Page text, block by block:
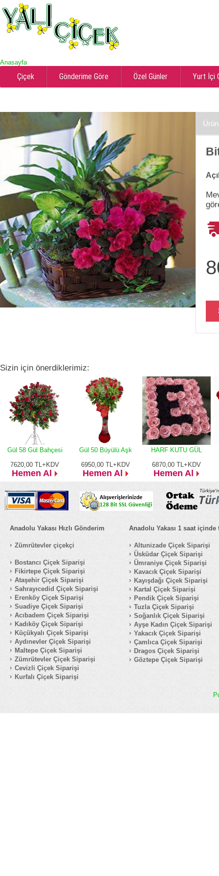
Anasayfa
Çiçek Gönderime Göre Özel Günler Yurt İçi
Sizin için önerdiklerimiz:
Gül 58 Gül Bahçesi
7620,00 TL+KDV
Hemen Al
Gül 50 Büyülü Aşk
6950,00 TL+KDV
Hemen Al
HARF KUTU GÜL
6870,00 TL+KDV
Hemen Al
Anadolu Yakası Hızlı Gönderim
Zümrütevler çiçekçi
Bostancı Çiçek Siparişi
Fikirtepe Çiçek Siparişi
Ataşehir Çiçek Siparişi
Sahrayıcedid Çiçek Siparişi
Erenköy Çiçek Siparişi
Suadiye Çiçek Siparişi
Acıbadem Çiçek Siparişi
Kadıköy Çiçek Siparişi
Küçükyalı Çiçek Siparişi
Aydınevler Çiçek Siparişi
Maltepe Çiçek Siparişi
Zümrütevler Çiçek Siparişi
Cevizli Çiçek Siparişi
Kurfalı Çiçek Siparişi
Anadolu Yakası 1 saat içinde
Altunizade Çiçek Siparişi
Üsküdar Çiçek Siparişi
Ümraniye Çiçek Siparişi
Kavacık Çiçek Siparişi
Kayışdağı Çiçek Siparişi
Kartal Çiçek Siparişi
Pendik Çiçek Siparişi
Tuzla Çiçek Siparişi
Soğanlık Çiçek Siparişi
Ayşe Kadın Çiçek Siparişi
Yakacık Çiçek Siparişi
Çamlıca Çiçek Siparişi
Dragos Çiçek Siparişi
Göztepe Çiçek Siparişi